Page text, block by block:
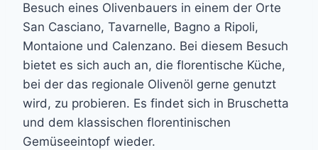
Besuch eines Olivenbauers in einem der Orte
San Casciano, Tavarnelle, Bagno a Ripoli,
Montaione und Calenzano. Bei diesem Besuch
bietet es sich auch an, die florentische Küche,
bei der das regionale Olivenöl gerne genutzt
wird, zu probieren. Es findet sich in Bruschetta
und dem klassischen florentinischen
Gemüseeintopf wieder.